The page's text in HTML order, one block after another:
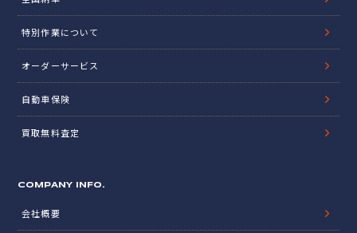
特別作業について
オーダーサービス
自動車保険
買取無料査定
COMPANY INFO.
会社概要